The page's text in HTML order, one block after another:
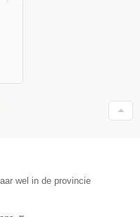
wel in de provincie